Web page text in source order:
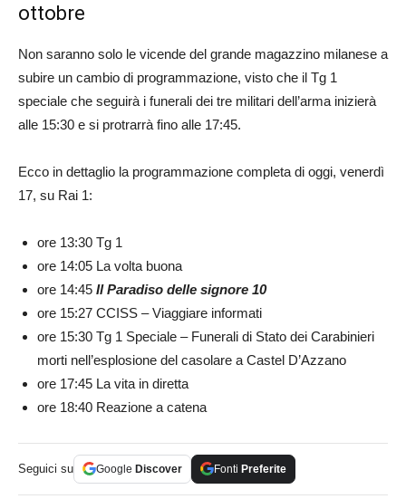
ottobre
Non saranno solo le vicende del grande magazzino milanese a
subire un cambio di programmazione, visto che il Tg 1
speciale che seguirà i funerali dei tre militari dell’arma inizierà
alle 15:30 e si protrarrà fino alle 17:45.
Ecco in dettaglio la programmazione completa di oggi, venerdì
17, su Rai 1:
ore 13:30 Tg 1
ore 14:05 La volta buona
ore 14:45 Il Paradiso delle signore 10
ore 15:27 CCISS – Viaggiare informati
ore 15:30 Tg 1 Speciale – Funerali di Stato dei Carabinieri
morti nell’esplosione del casolare a Castel D’Azzano
ore 17:45 La vita in diretta
ore 18:40 Reazione a catena
Seguici su Google Discover Fonti Preferite